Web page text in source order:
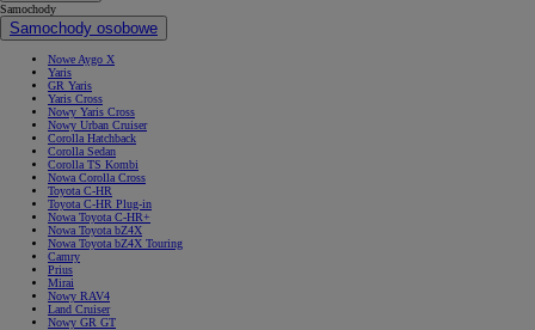
Samochody
Samochody osobowe
Nowe Aygo X
Yaris
GR Yaris
Yaris Cross
Nowy Yaris Cross
Nowy Urban Cruiser
Corolla Hatchback
Corolla Sedan
Corolla TS Kombi
Nowa Corolla Cross
Toyota C-HR
Toyota C-HR Plug-in
Nowa Toyota C-HR+
Nowa Toyota bZ4X
Nowa Toyota bZ4X Touring
Camry
Prius
Mirai
Nowy RAV4
Land Cruiser
Nowy GR GT